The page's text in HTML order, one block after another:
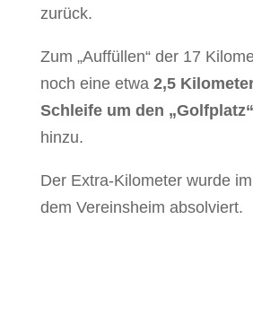
zurück.
Zum „Auffüllen“ der 17
noch eine etwa 2,5
Schleife um den „Golfplatz“
hinzu.
Der Extra-Kilometer wurde
dem Vereinsheim absolviert.